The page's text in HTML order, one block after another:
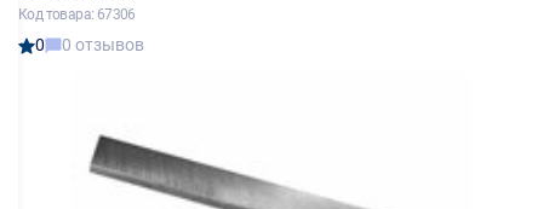
Код товара: 67306
0 0 отзывов